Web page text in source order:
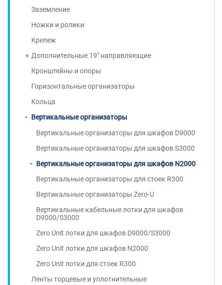
Заземление
Ножки и ролики
Крепеж
Дополнительные 19" направляющие
Кронштейны и опоры
Горизонтальные организаторы
Кольца
Вертикальные организаторы
Вертикальные организаторы для шкафов D9000
Вертикальные организаторы для шкафов S3000
Вертикальные организаторы для шкафов N2000
Вертикальные организаторы для стоек R300
Вертикальные организаторы Zero-U
Вертикальные кабельные лотки для шкафов
D9000/S3000
Zero Unit лотки для шкафов D9000/S3000
Zero Unit лотки для шкафов N2000
Zero Unit лотки для стоек R300
Ленты торцевые и уплотнительные